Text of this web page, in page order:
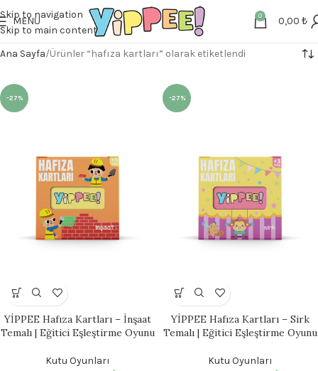
Skip to navigation
Skip to main content
MENU 0 0,00 ₺
Ana Sayfa Ürünler “hafıza kartları” olarak etiketlendi
-27%
YİPPEE Hafıza Kartları – İnşaat
Temalı | Eğitici Eşleştirme Oyunu
Kutu Oyunları
-27%
YİPPEE Hafıza Kartları – Sirk
Temalı | Eğitici Eşleştirme Oyunu
Kutu Oyunları